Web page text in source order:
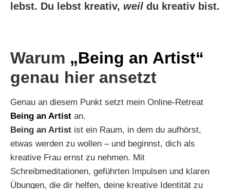
lebst. Du lebst kreativ, weil du kreativ bist.
Warum „Being an Artist“
genau hier ansetzt
Genau an diesem Punkt setzt mein Online-Retreat
Being an Artist an.
Being an Artist ist ein Raum, in dem du aufhörst,
etwas werden zu wollen – und beginnst, dich als
kreative Frau ernst zu nehmen. Mit
Schreibmeditationen, geführten Impulsen und klaren
Übungen, die dir helfen, deine kreative Identität zu